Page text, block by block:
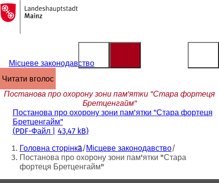
Перейти до змісту
На
головну
сторінку
Місцеве законодавство
читати вголос
Постанова про охорону зони пам'ятки "Стара фортеця
Бретценгайм"
Постанова про охорону зони пам'ятки "Стара фортеця
Бретценгайм"
PDF-Файл 43,47 kB
Ти
тут:
Головна сторінка Місцеве законодавство
Постанова про охорону зони пам'ятки "Стара
фортеця Бретценгайм"